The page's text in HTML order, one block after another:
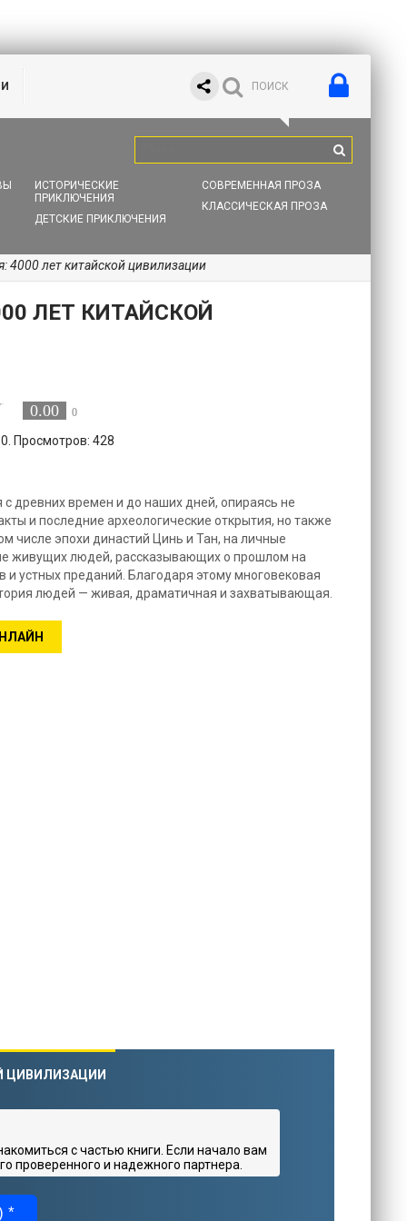
ИСТОРИЧЕСКИЕ
ПРИКЛЮЧЕНИЯ
ДЕТСКИЕ ПРИКЛЮЧЕНИЯ
СОВРЕМЕННАЯ ПРОЗА
КЛАССИЧЕСКАЯ ПРОЗА
4000 лет китайской цивилизации
ЛЕТ КИТАЙСКОЙ
0.00 0
Просмотров: 428
древних времен и до наших дней, опираясь не
и последние археологические открытия, но также
числе эпохи династий Цинь и Тан, на личные
живущих людей, рассказывающих о прошлом на
устных преданий. Благодаря этому многовековая
людей — живая, драматичная и захватывающая.
ЦИВИЛИЗАЦИИ
с частью книги. Если начало вам
проверенного и надежного партнера.
*